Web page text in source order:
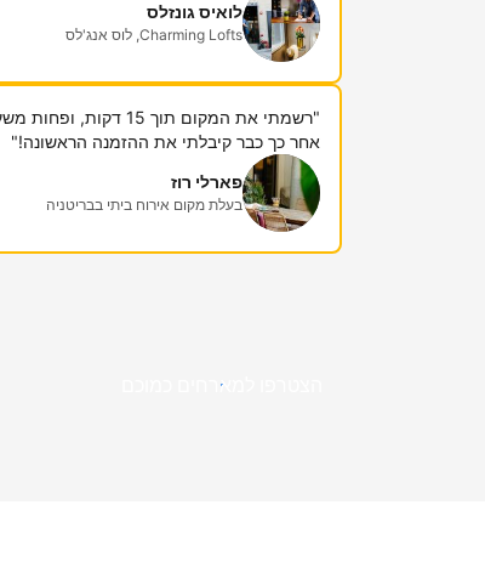
לואיס גונזלס
Charming Lofts, לוס אנג'לס
"רשמתי את המקום תוך 15 דקות,
אחר כך כבר קיבלתי את ההזמנה הראשונה!"
פארלי רוז
בעלת מקום אירוח ביתי בבריטניה
הצטרפו למארחים כמוכם